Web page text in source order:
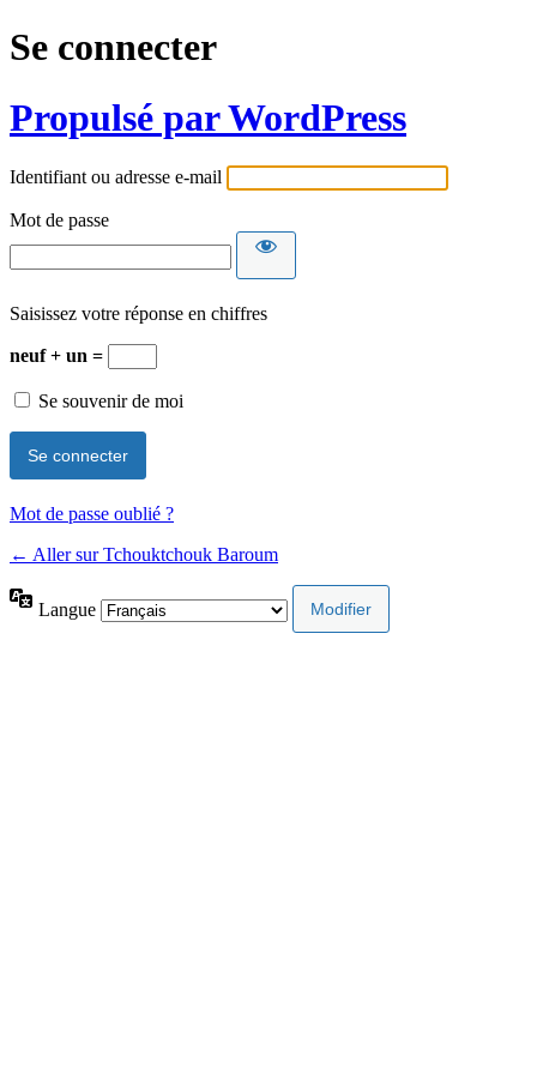
Se connecter
Propulsé par WordPress
Identifiant ou adresse e-mail
Mot de passe
Saisissez votre réponse en chiffres
neuf + un =
Se souvenir de moi
Mot de passe oublié ?
← Aller sur Tchouktchouk Baroum
Langue